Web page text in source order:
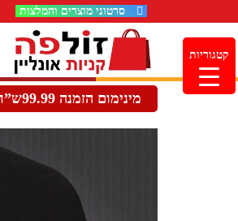
סרטוני מוצרים והמלצות
מינימום הזמנה 99.99ש”ח
קטגוריות